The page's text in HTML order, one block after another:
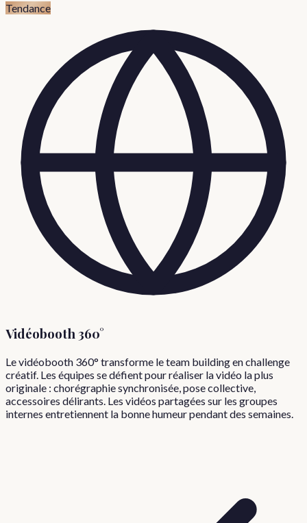
Tendance
Vidéobooth 360°
Le vidéobooth 360° transforme le team building en challenge
créatif. Les équipes se défient pour réaliser la vidéo la plus
originale : chorégraphie synchronisée, pose collective,
accessoires délirants. Les vidéos partagées sur les groupes
internes entretiennent la bonne humeur pendant des semaines.